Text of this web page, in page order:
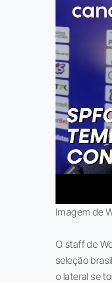
Imagem de
O staff de
seleção
o lateral se